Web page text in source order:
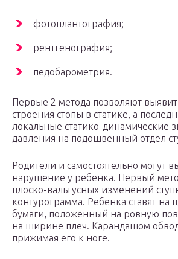
фотоплантография;
рентгенография;
педобарометрия.
Первые 2 метода позволяют
строения стопы в статике, а
локальные статико-динамические
давления на подошвенный отдел
Родители и самостоятельно могут
нарушение у ребенка. Первый
плоско-вальгусных изменений
контурограмма. Ребенка ставят на
бумаги, положенный на ровную
на ширине плеч. Карандашом
прижимая его к ноге.